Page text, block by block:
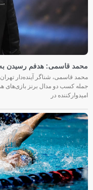
محمد قاسمی: هدفم رسیدن به فینال ۴۰۰ متر بازی‌های
محمد قاسمی، شناگر آینده‌دار تهران
جمله کسب دو مدال برنز بازی‌های
امیدوارکننده در